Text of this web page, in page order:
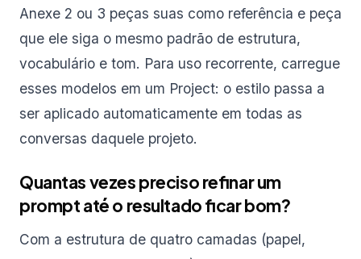
Anexe 2 ou 3 peças suas como referência e peça
que ele siga o mesmo padrão de estrutura,
vocabulário e tom. Para uso recorrente, carregue
esses modelos em um Project: o estilo passa a
ser aplicado automaticamente em todas as
conversas daquele projeto.
Quantas vezes preciso refinar um
prompt até o resultado ficar bom?
Com a estrutura de quatro camadas (papel,